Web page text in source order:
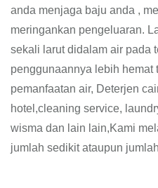
anda menjaga baju anda ,
meringankan pengeluaran.
sekali larut didalam air pada
penggunaannya lebih hemat
pemanfaatan air, Deterjen
hotel,cleaning service,
wisma dan lain lain,Kami
jumlah sedikit ataupun